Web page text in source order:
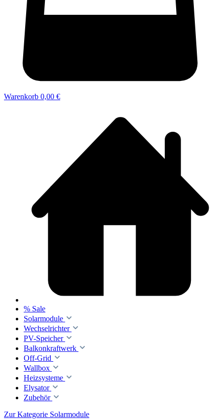
Warenkorb 0,00 €
% Sale
Solarmodule
Wechselrichter
PV-Speicher
Balkonkraftwerk
Off-Grid
Wallbox
Heizsysteme
Elysator
Zubehör
Zur Kategorie Solarmodule